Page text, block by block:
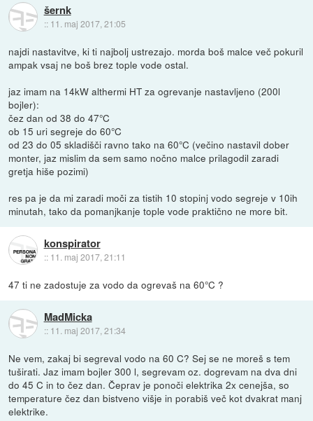
šernk
:: 11. maj 2017, 21:05
najdi nastavitve, ki ti najbolj ustrezajo. morda boš malce več pokuril
ampak vsaj ne boš brez tople vode ostal.
jaz imam na 14kW althermi HT za ogrevanje nastavljeno (200l
bojler):
čez dan od 38 do 47°C
ob 15 uri segreje do 60°C
od 23 do 05 skladišči ravno tako na 60°C (večino nastavil dober
monter, jaz mislim da sem samo nočno malce prilagodil zaradi
gretja hiše pozimi)
res pa je da mi zaradi moči za tistih 10 stopinj vodo segreje v 10ih
minutah, tako da pomanjkanje tople vode praktično ne more bit.
konspirator
:: 11. maj 2017, 21:11
47 ti ne zadostuje za vodo da ogrevaš na 60°C ?
MadMicka
:: 11. maj 2017, 21:34
Ne vem, zakaj bi segreval vodo na 60 C? Sej se ne moreš s tem
tuširati. Jaz imam bojler 300 l, segrevam oz. dogrevam na dva dni
do 45 C in to čez dan. Čeprav je ponoči elektrika 2x cenejša, so
temperature čez dan bistveno višje in porabiš več kot dvakrat manj
elektrike.